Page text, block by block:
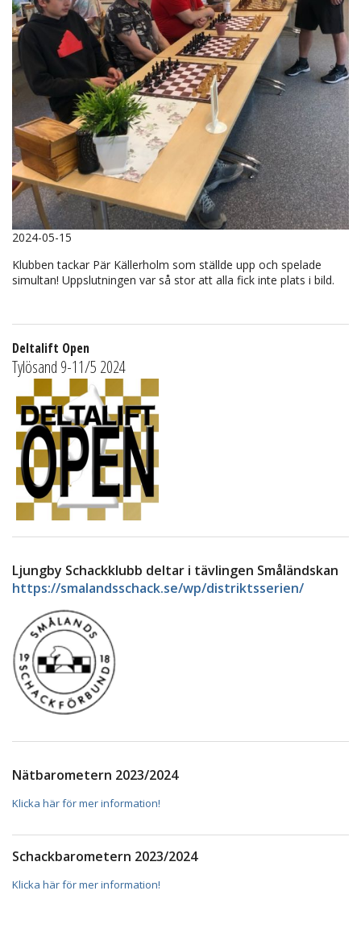
2024-05-15
Klubben tackar Pär Källerholm som ställde upp och spelade
simultan! Uppslutningen var så stor att alla fick inte plats i bild.
Deltalift Open
Tylösand 9-11/5 2024
Ljungby Schackklubb deltar i tävlingen Småländskan
https://smalandsschack.se/wp/distriktsserien/
Nätbarometern 2023/2024
Klicka här för mer information!
Schackbarometern 2023/2024
Klicka här för mer information!